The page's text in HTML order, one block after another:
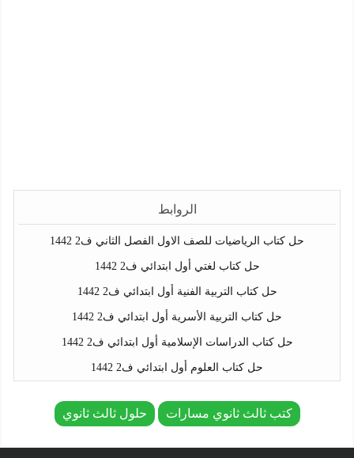
الروابط
حل كتاب الرياضيات للصف الاول الفصل الثاني ف2 1442
حل كتاب لغتي أول ابتدائي ف2 1442
حل كتاب التربية الفنية أول ابتدائي ف2 1442
حل كتاب التربية الأسرية أول ابتدائي ف2 1442
حل كتاب الدراسات الإسلامية أول ابتدائي ف2 1442
حل كتاب العلوم أول ابتدائي ف2 1442
كتب ثالث ثانوي مسارات حلول ثالث ثانوي